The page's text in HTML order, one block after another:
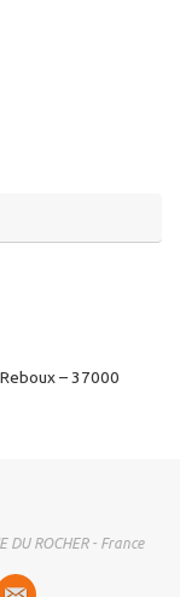
– 37000
DU ROCHER - France